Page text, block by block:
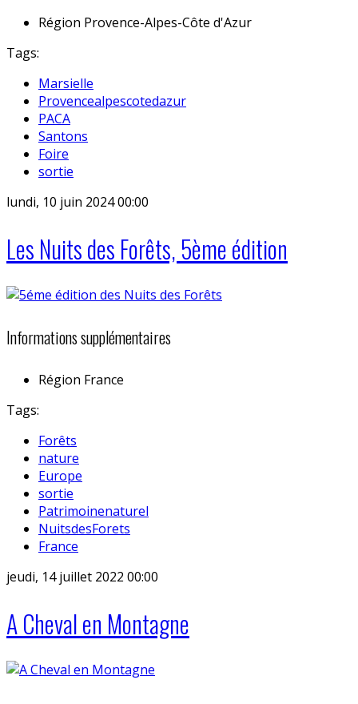
Région Provence-Alpes-Côte d'Azur
Tags:
Marsielle
Provencealpescotedazur
PACA
Santons
Foire
sortie
lundi, 10 juin 2024 00:00
Les Nuits des Forêts, 5ème édition
Informations supplémentaires
Région France
Tags:
Forêts
nature
Europe
sortie
Patrimoinenaturel
NuitsdesForets
France
jeudi, 14 juillet 2022 00:00
A Cheval en Montagne